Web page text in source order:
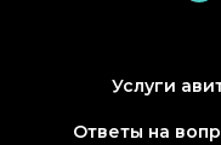
Услуги
Ответы на